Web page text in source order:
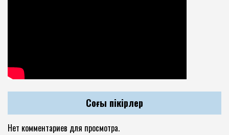
Соңғы пікірлер
Нет комментариев для просмотра.